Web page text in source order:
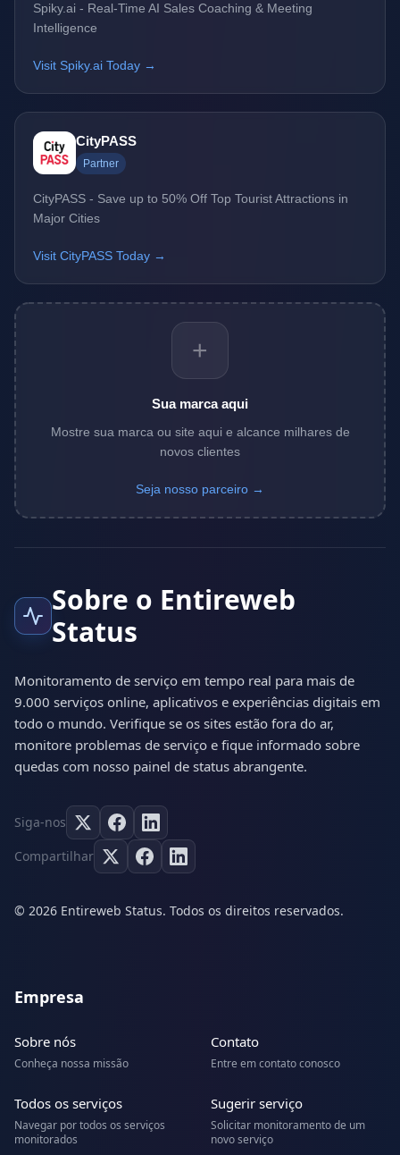
Spiky.ai - Real-Time AI Sales Coaching & Meeting
Intelligence
Visit Spiky.ai Today →
CityPASS
Partner
CityPASS - Save up to 50% Off Top Tourist Attractions in
Major Cities
Visit CityPASS Today →
+
Sua marca aqui
Mostre sua marca ou site aqui e alcance milhares de
novos clientes
Seja nosso parceiro →
Sobre o Entireweb
Status
Monitoramento de serviço em tempo real para mais de
9.000 serviços online, aplicativos e experiências digitais em
todo o mundo. Verifique se os sites estão fora do ar,
monitore problemas de serviço e fique informado sobre
quedas com nosso painel de status abrangente.
Siga-nos
Compartilhar
© 2026 Entireweb Status. Todos os direitos reservados.
Empresa
Sobre nós
Conheça nossa missão
Contato
Entre em contato conosco
Todos os serviços
Navegar por todos os serviços
monitorados
Sugerir serviço
Solicitar monitoramento de um
novo serviço